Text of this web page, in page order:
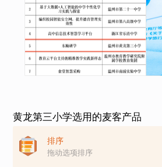
黄龙第三小学选用的麦客产品
排序
拖动选项排序